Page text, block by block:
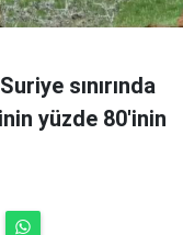
sınırında
yüzde 80'inin